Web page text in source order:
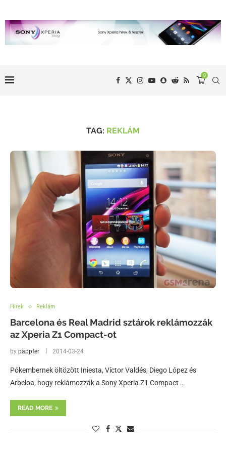
0
TAG: REKLÁM
Hírek Reklám
Barcelona és Real Madrid sztárok reklámozzák
az Xperia Z1 Compact-ot
by pappfer 2014-03-24
Pókembernek öltözött Iniesta, Víctor Valdés, Diego López és
Arbeloa, hogy reklámozzák a Sony Xperia Z1 Compact …
READ MORE